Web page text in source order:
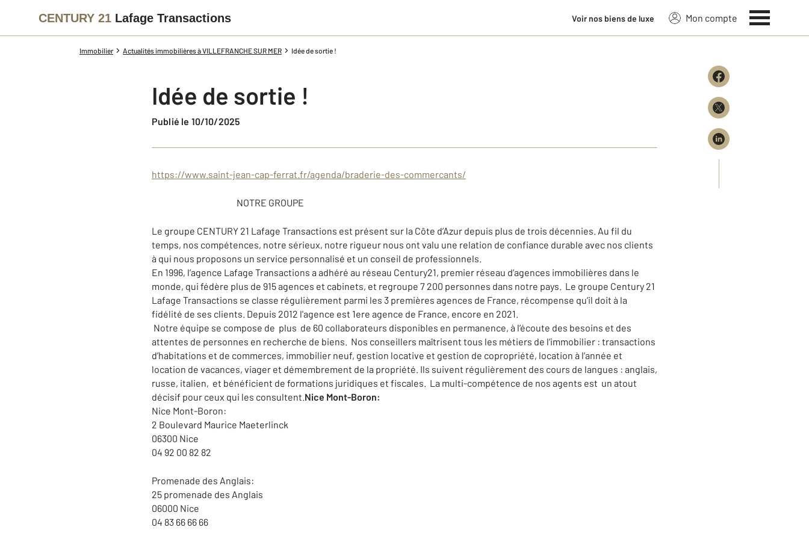
CENTURY 21 Lafage Transactions Voir nos biens de luxe Mon compte
Immobilier Actualités immobilières à VILLEFRANCHE SUR MER Idée de sortie !
Idée de sortie !
Publié le 10/10/2025
https://www.saint-jean-cap-ferrat.fr/agenda/braderie-des-commercants/
NOTRE GROUPE
Le groupe CENTURY 21 Lafage Transactions est présent sur la Côte d’Azur depuis plus de trois décennies. Au fil du
temps, nos compétences, notre sérieux, notre rigueur nous ont valu une relation de confiance durable avec nos clients
à qui nous proposons un service personnalisé et un conseil de professionnels.
En 1996, l’agence Lafage Transactions a adhéré au réseau Century21, premier réseau d’agences immobilières dans le
monde, qui fédère plus de 915 agences et cabinets, et regroupe 7 200 personnes dans notre pays. Le groupe Century 21
Lafage Transactions se classe régulièrement parmi les 3 premières agences de France, récompense qu’il doit à la
fidélité de ses clients. Depuis 2012 l'agence est 1ere agence de France, encore en 2021.
Notre équipe se compose de plus de 60 collaborateurs disponibles en permanence, à l’écoute des besoins et des
attentes de personnes en recherche de biens. Nos conseillers maîtrisent tous les métiers de l’immobilier : transactions
d’habitations et de commerces, immobilier neuf, gestion locative et gestion de copropriété, location à l’année et
location de vacances, viager et démembrement de la propriété. Ils suivent régulièrement des cours de langues : anglais,
russe, italien, et bénéficient de formations juridiques et fiscales. La multi-compétence de nos agents est un atout
décisif pour ceux qui les consultent.Nice Mont-Boron:
Nice Mont-Boron:
2 Boulevard Maurice Maeterlinck
06300 Nice
04 92 00 82 82
Promenade des Anglais:
25 promenade des Anglais
06000 Nice
04 83 66 66 66